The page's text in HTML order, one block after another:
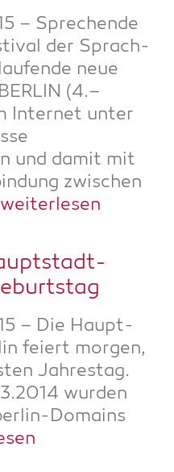
– Spre­chen­de
der Sprach­
neue
(4.–
Inter­net unter
und damit mit
zwi­schen
wei­ter­le­sen
– Die Haupt­
fei­ert mor­gen,
Jah­res­tag.
wur­den
Domains